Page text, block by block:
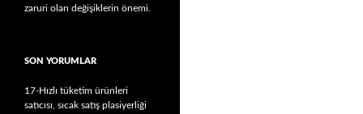
zaruri olan değişiklerin önemi.
SON YORUMLAR
17-Hızlı tüketim ürünleri
satıcısı, sıcak satış plasiyerliği